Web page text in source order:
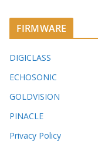
FIRMWARE
DIGICLASS
ECHOSONIC
GOLDVISION
PINACLE
Privacy Policy